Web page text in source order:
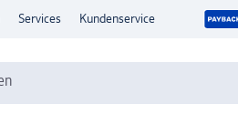
Services Kundenservice